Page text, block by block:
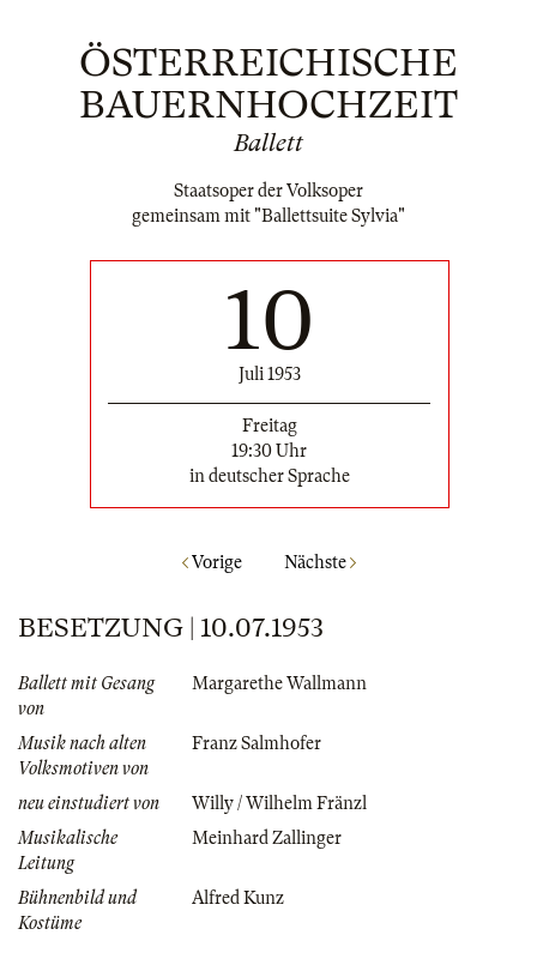
ÖSTERREICHISCHE
BAUERNHOCHZEIT
Ballett
Staatsoper der Volksoper
gemeinsam mit "Ballettsuite Sylvia"
10
Juli 1953
Freitag
19:30 Uhr
in deutscher Sprache
Vorige Nächste
BESETZUNG | 10.07.1953
Ballett mit Gesang
von
Margarethe Wallmann
Musik nach alten
Volksmotiven von
Franz Salmhofer
neu einstudiert von
Willy / Wilhelm Fränzl
Musikalische
Leitung
Meinhard Zallinger
Bühnenbild und
Kostüme
Alfred Kunz